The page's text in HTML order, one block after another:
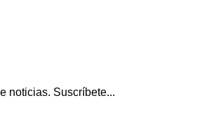
noticias. Suscríbete...